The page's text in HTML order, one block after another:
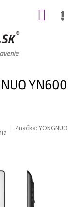
YN600
Značka: YONGNUO